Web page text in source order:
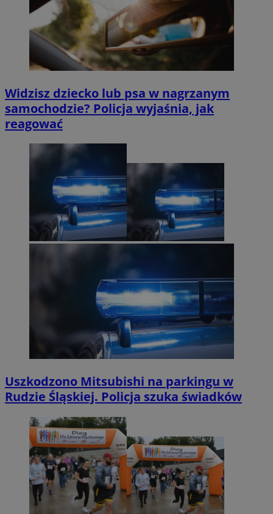
Widzisz dziecko lub psa w nagrzanym
samochodzie? Policja wyjaśnia, jak
reagować
Uszkodzono Mitsubishi na parkingu w
Rudzie Śląskiej. Policja szuka świadków